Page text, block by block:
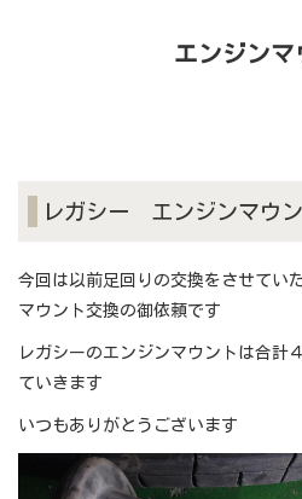
エンジンマ
レガシー エンジンマウ
今回は以前足回りの交換をさせてい
マウント交換の御依頼です
レガシーのエンジンマウントは合計
ていきます
いつもありがとうございます